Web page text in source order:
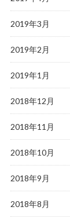
2019年3月
2019年2月
2019年1月
2018年12月
2018年11月
2018年10月
2018年9月
2018年8月